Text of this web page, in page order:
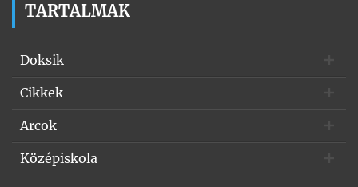
TARTALMAK
Doksik
Cikkek
Arcok
Középiskola